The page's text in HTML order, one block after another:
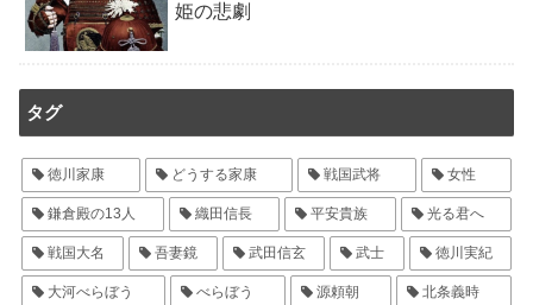
姫の悲劇
タグ
徳川家康 どうする家康 戦国武将 女性
鎌倉殿の13人 織田信長 平安貴族 光る君へ
戦国大名 吾妻鏡 武田信玄 武士 徳川実紀
大河べらぼう べらぼう 源頼朝 北条義時